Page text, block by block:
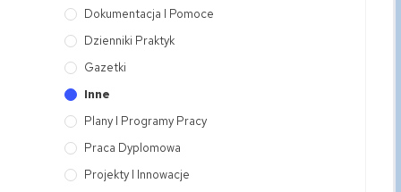
Dokumentacja I Pomoce
Dzienniki Praktyk
Gazetki
Inne
Plany I Programy Pracy
Praca Dyplomowa
Projekty I Innowacje